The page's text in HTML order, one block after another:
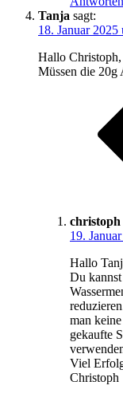
Tanja sagt:
18. Januar
Hallo Christoph,
Müssen die 20g
christoph
19.
Hallo
Du kannst
man
gekaufte
Viel
Christoph